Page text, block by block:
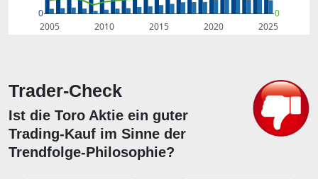
2005 2010 2015 2020 2025
0 0
Trader-Check
Ist die Toro Aktie ein guter
Trading-Kauf im Sinne der
Trendfolge-Philosophie?